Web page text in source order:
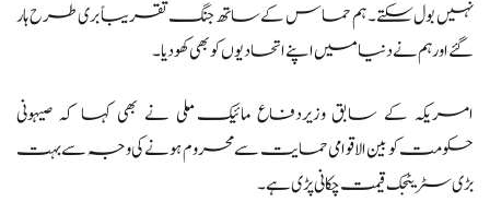
نہیں بول سکتے۔ ہم حماس کے ساتھ جنگ تقریباً بری طرح ہار
گئے اور ہم نے دنیا میں اپنے اتحادیوں کو بھی کھو دیا۔
امریکہ کے سابق وزیردفاع مائیک ملی نے بھی کہا کہ صیہونی
حکومت کو بین الاقوامی حمایت سے محروم ہونے کی وجہ سے بہت
بڑی سٹریٹجک قیمت چکانی پڑی ہے۔